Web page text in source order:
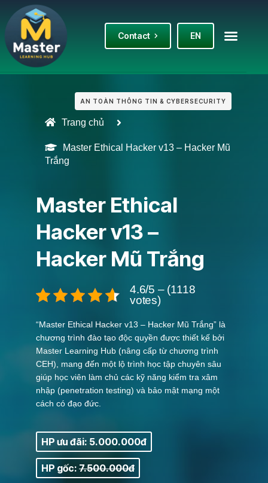
Contact EN
AN TOÀN THÔNG TIN & CYBERSECURITY
Trang chủ
Master Ethical Hacker v13 – Hacker Mũ
Trắng
Master Ethical
Hacker v13 –
Hacker Mũ Trắng
4.6/5 – (1118
votes)
“Master Ethical Hacker v13 – Hacker Mũ Trắng” là
chương trình đào tạo độc quyền được thiết kế bởi
Master Learning Hub (nâng cấp từ chương trình
CEH), mang đến một lộ trình học tập chuyên sâu
giúp học viên làm chủ các kỹ năng kiểm tra xâm
nhập (penetration testing) và bảo mật mạng một
cách có đạo đức.
HP ưu đãi: 5.000.000đ
HP gốc: 7.500.000đ